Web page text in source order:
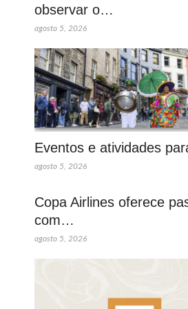
observar o…
agosto 5, 2026
Eventos e atividades
agosto 5, 2026
Copa Airlines oferece
com…
agosto 5, 2026